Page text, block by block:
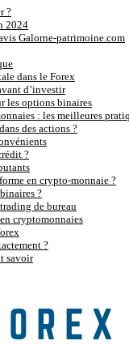
?
2024
Galorne-patrimoine.com
dans le Forex
d’investir
les options binaires
: les meilleures
des actions ?
?
en crypto-monnaie ?
?
de bureau
cryptomonnaies
?
savoir